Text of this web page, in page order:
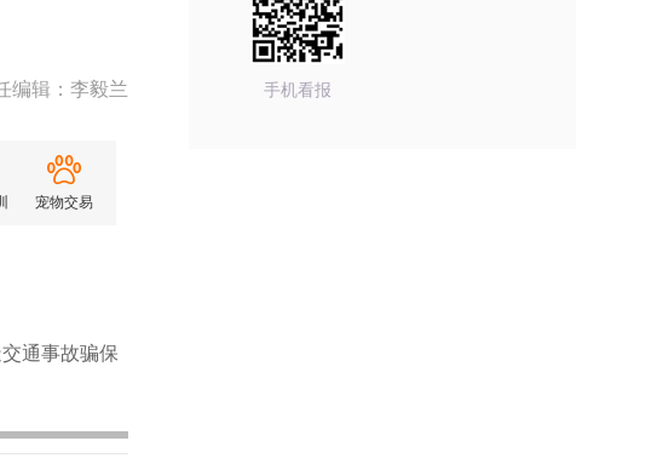
编辑：李毅兰
宠物交易
通事故骗保
手机看报